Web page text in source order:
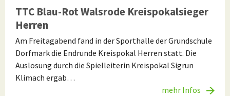
TTC Blau-Rot Walsrode Kreispokalsieger
Herren
Am Freitagabend fand in der Sporthalle der Grundschule
Dorfmark die Endrunde Kreispokal Herren statt. Die
Auslosung durch die Spielleiterin Kreispokal Sigrun
Klimach ergab…
mehr Infos